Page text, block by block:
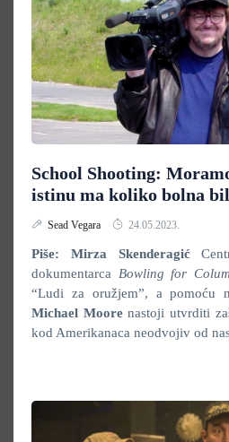
School Shooting:
istinu ma koliko bolna
Sead Vegara 24.05.2023.
Piše: Mirza Skenderagić
dokumentarca Bowling for
“Ludi za oružjem”, a pomoću
Michael Moorenastoji utvrditi
kod Amerikanaca neodvojiv od